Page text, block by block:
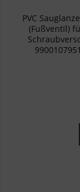
PVC
(Fußventil)